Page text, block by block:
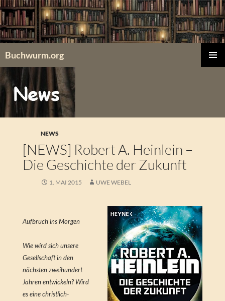
Zum
Inhalt
springen
Buchwurm.org
NEWS
[NEWS] Robert A. Heinlein –
Die Geschichte der Zukunft
1. MAI 2015 UWE WEBEL
Aufbruch ins Morgen
Wie wird sich unsere
Gesellschaft in den
nächsten zweihundert
Jahren entwickeln? Wird
es eine christlich-